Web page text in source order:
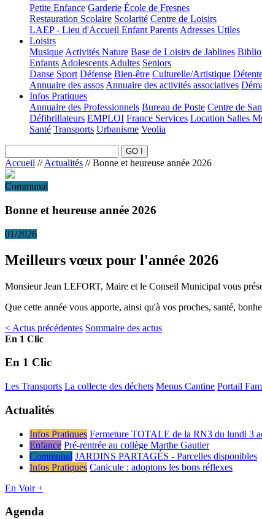
Petite Enfance Garderie École de Fresnes
Restauration Scolaire Scolarité Centre de Loisirs
LAEP - Lieu d'Accueil Enfant ParentsAdresses Utiles
Loisirs
MusiqueActivités Nature Base de Loisirs de Jablines
EnfantsAdolescentsAdultes Seniors
Danse Sport Défense Bien-être Culturelle/Artistique
Annuaire des assosAnnuaire des activités associatives
Infos Pratiques
Annuaire des Professionnels Bureau de Poste Centre de
Défibrillateurs EMPLOI France Services Location Salles
Santé Transports Urbanisme Veolia
Accueil //Actualités // Bonne et heureuse année 2026
Communal
Bonne et heureuse année 2026
01/2026
Meilleurs vœux pour l'année 2026
Monsieur Jean LEFORT, Maire et le Conseil Municipal vous
Que cette année vous apporte, ainsi qu'à vos proches, santé,
< Actus précédentes Sommaire des actus
En 1 Clic
En 1 Clic
Les Transports La collecte des déchets Menus Cantine Portail
Actualités
Infos Pratiques Fermeture TOTALE de la RN3 du lundi 3
Enfance Pré-rentrée au collège Marthe Gautier
Communal JARDINS PARTAGÉS - Parcelles disponibles
Infos Pratiques Canicule : adoptons les bons réflexes
En Voir +
Agenda